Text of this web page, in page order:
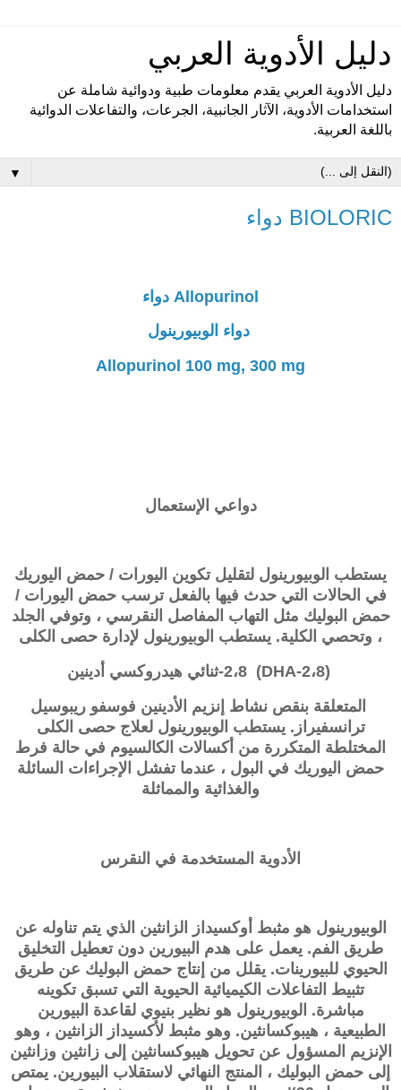
دليل الأدوية العربي
دليل الأدوية العربي يقدم معلومات طبية ودوائية شاملة عن
استخدامات الأدوية، الآثار الجانبية، الجرعات، والتفاعلات الدوائية
باللغة العربية.
▼
BIOLORIC دواء
Allopurinol دواء
دواء الوبيورينول
Allopurinol 100 mg, 300 mg
دواعي الإستعمال
يستطب الوبيورينول لتقليل تكوين اليورات / حمض اليوريك
في الحالات التي حدث فيها بالفعل ترسب حمض اليورات /
حمض البوليك مثل التهاب المفاصل النقرسي ، وتوفي الجلد
، وتحصي الكلية. يستطب الوبيورينول لإدارة حصى الكلى
(2،8-DHA)
2،8-ثنائي هيدروكسي أدينين
المتعلقة بنقص نشاط إنزيم الأدينين فوسفو ريبوسيل
ترانسفيراز. يستطب الوبيورينول لعلاج حصى الكلى
المختلطة المتكررة من أكسالات الكالسيوم في حالة فرط
حمض اليوريك في البول ، عندما تفشل الإجراءات السائلة
والغذائية والمماثلة
الأدوية المستخدمة في النقرس
الوبيورينول هو مثبط أوكسيداز الزانثين الذي يتم تناوله عن
طريق الفم. يعمل على هدم البيورين دون تعطيل التخليق
الحيوي للبيورينات. يقلل من إنتاج حمض البوليك عن طريق
تثبيط التفاعلات الكيميائية الحيوية التي تسبق تكوينه
مباشرة. الوبيورينول هو نظير بنيوي لقاعدة البيورين
الطبيعية ، هيبوكسانثين. وهو مثبط لأكسيداز الزانثين ، وهو
الإنزيم المسؤول عن تحويل هيبوكسانثين إلى زانثين وزانثين
إلى حمض البوليك ، المنتج النهائي لاستقلاب البيورين. يمتص